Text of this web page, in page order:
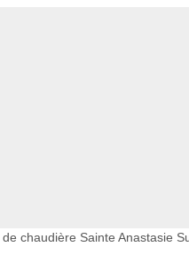
chaudière Sainte Anastasie